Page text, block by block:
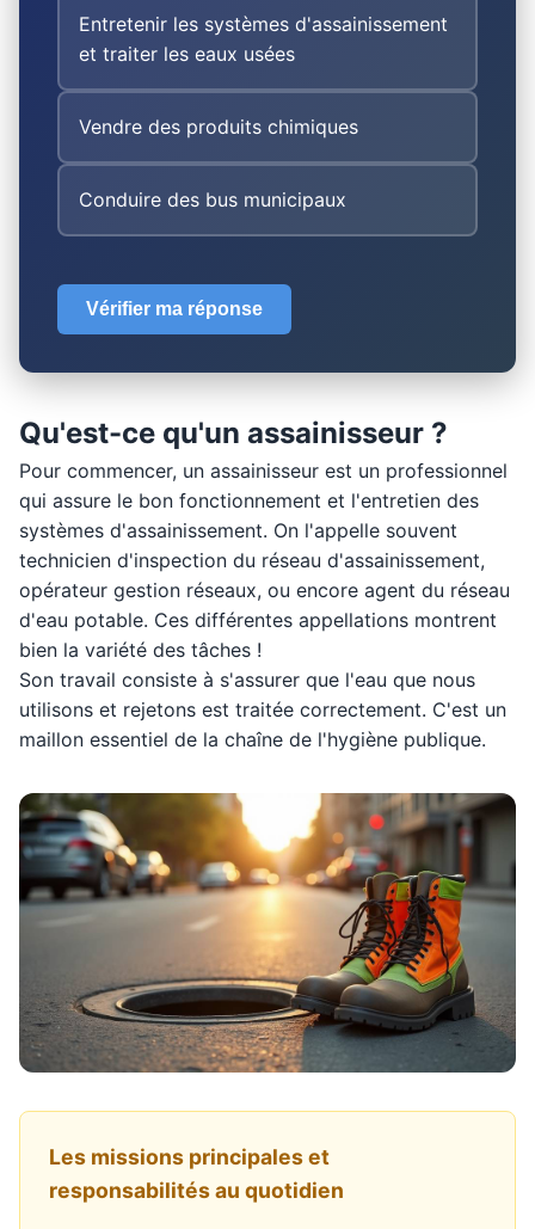
Entretenir les systèmes d'assainissement
et traiter les eaux usées
Vendre des produits chimiques
Conduire des bus municipaux
Vérifier ma réponse
Qu'est-ce qu'un assainisseur ?
Pour commencer, un assainisseur est un professionnel
qui assure le bon fonctionnement et l'entretien des
systèmes d'assainissement. On l'appelle souvent
technicien d'inspection du réseau d'assainissement,
opérateur gestion réseaux, ou encore agent du réseau
d'eau potable. Ces différentes appellations montrent
bien la variété des tâches !
Son travail consiste à s'assurer que l'eau que nous
utilisons et rejetons est traitée correctement. C'est un
maillon essentiel de la chaîne de l'hygiène publique.
Les missions principales et
responsabilités au quotidien